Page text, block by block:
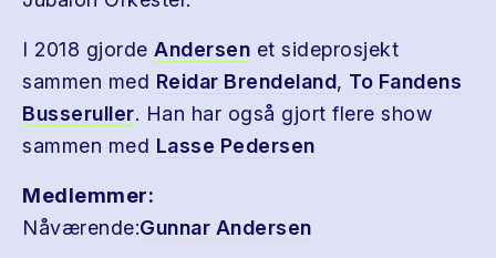
I 2018 gjorde Andersen et sideprosjekt
sammen med Reidar Brendeland, To Fandens
Busseruller. Han har også gjort flere show
sammen med Lasse Pedersen
Medlemmer:
Nåværende:Gunnar Andersen